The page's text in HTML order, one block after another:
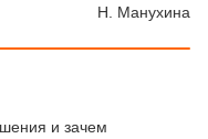
Н. Манухина
и зачем